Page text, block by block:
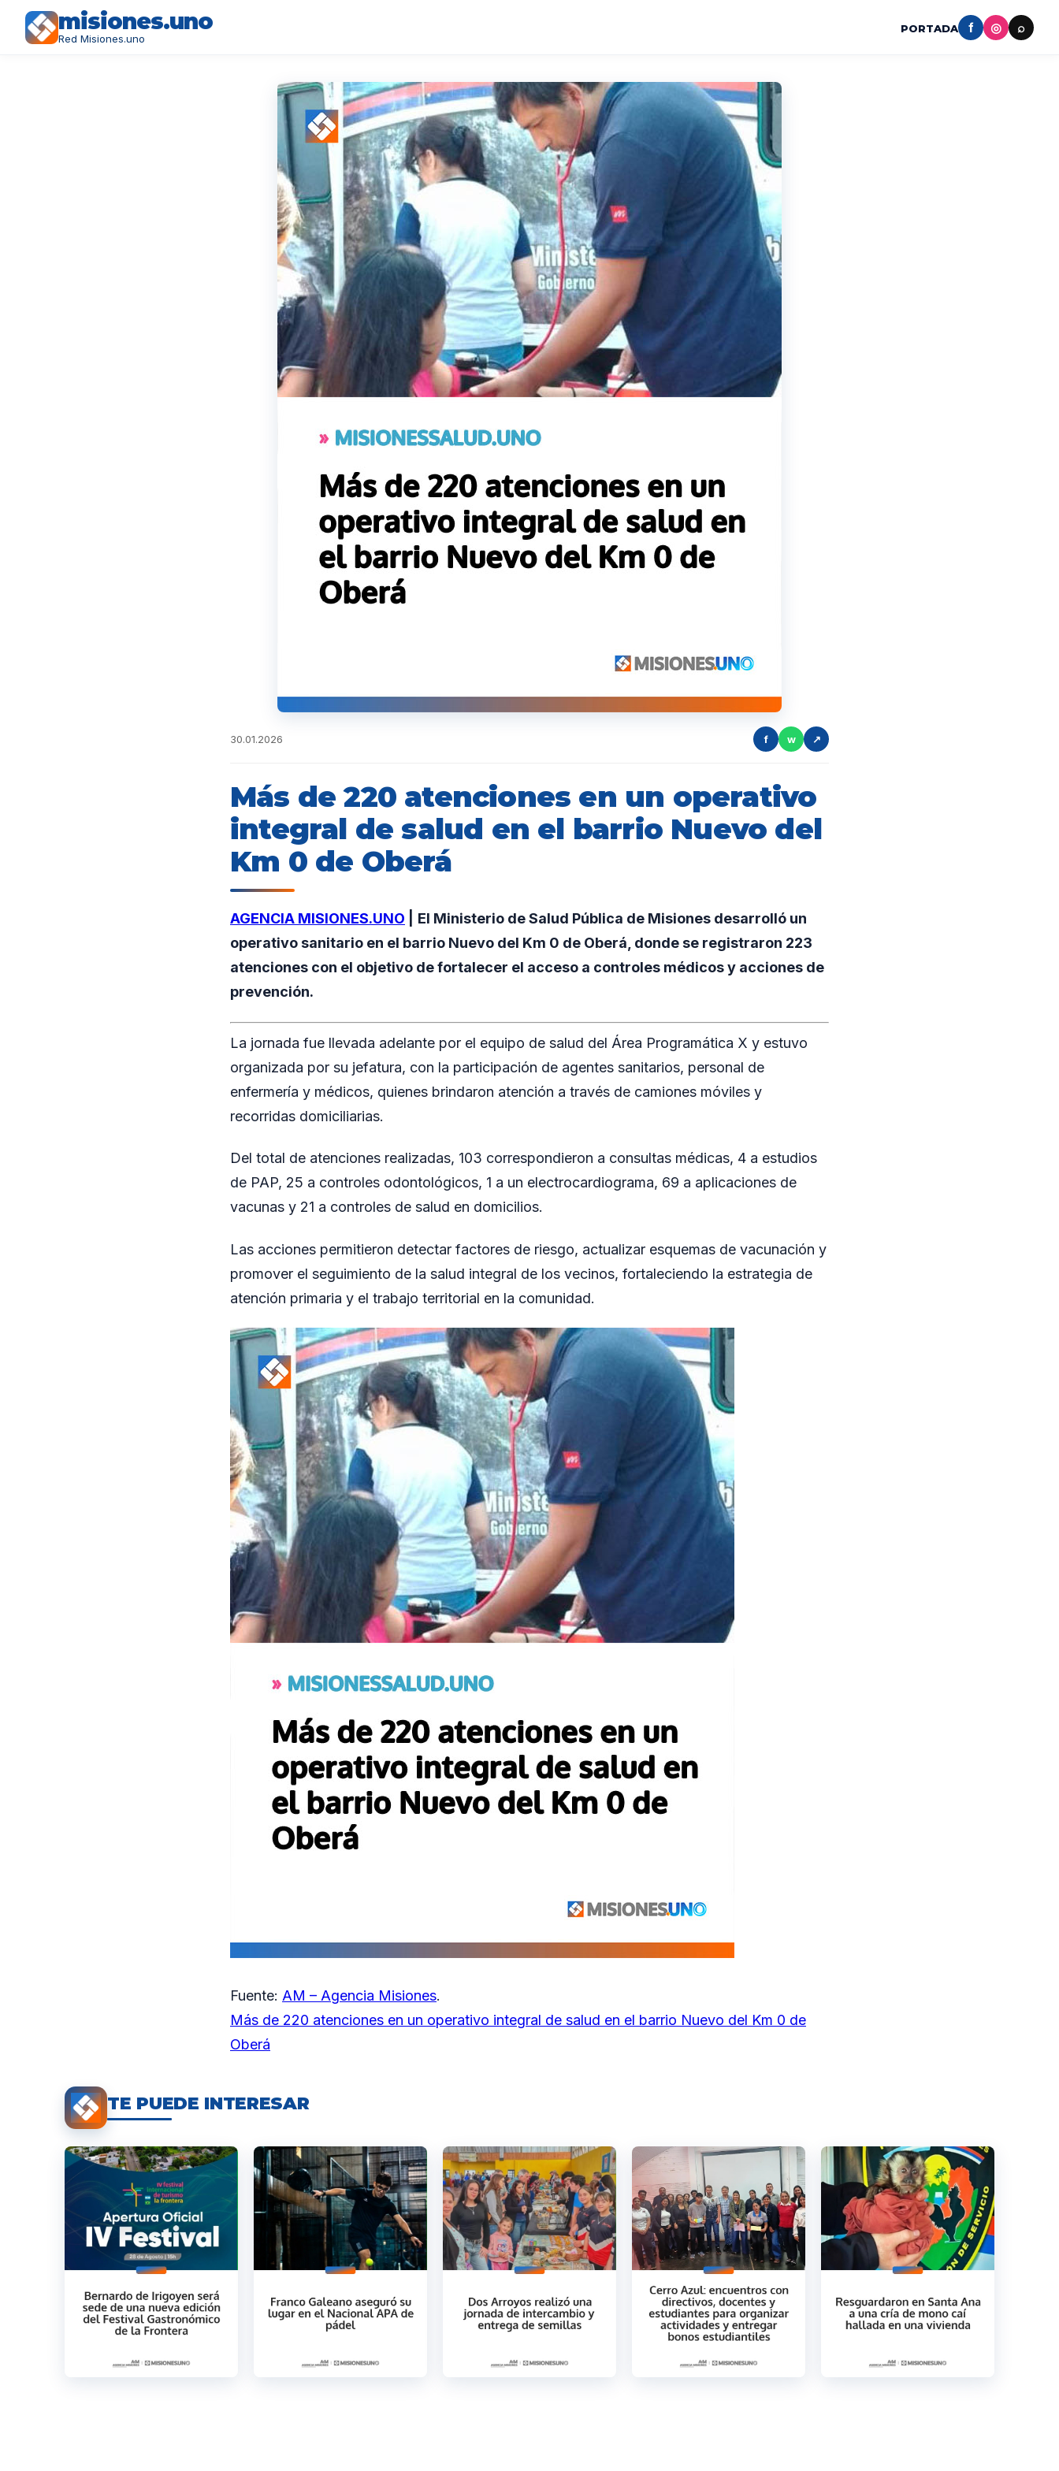
misiones.uno
Red Misiones.uno
PORTADA f ◎ ⌕
30.01.2026 f w ↗
Más de 220 atenciones en un operativo
integral de salud en el barrio Nuevo del
Km 0 de Oberá
AGENCIA MISIONES.UNO
El Ministerio de Salud Pública de Misiones desarrolló un
operativo sanitario en el barrio Nuevo del Km 0 de Oberá, donde se registraron 223
atenciones con el objetivo de fortalecer el acceso a controles médicos y acciones de
prevención.
La jornada fue llevada adelante por el equipo de salud del Área Programática X y estuvo
organizada por su jefatura, con la participación de agentes sanitarios, personal de
enfermería y médicos, quienes brindaron atención a través de camiones móviles y
recorridas domiciliarias.
Del total de atenciones realizadas, 103 correspondieron a consultas médicas, 4 a estudios
de PAP, 25 a controles odontológicos, 1 a un electrocardiograma, 69 a aplicaciones de
vacunas y 21 a controles de salud en domicilios.
Las acciones permitieron detectar factores de riesgo, actualizar esquemas de vacunación y
promover el seguimiento de la salud integral de los vecinos, fortaleciendo la estrategia de
atención primaria y el trabajo territorial en la comunidad.
Fuente: AM – Agencia Misiones.
Más de 220 atenciones en un operativo integral de salud en el barrio Nuevo del Km 0 de
Oberá
TE PUEDE INTERESAR